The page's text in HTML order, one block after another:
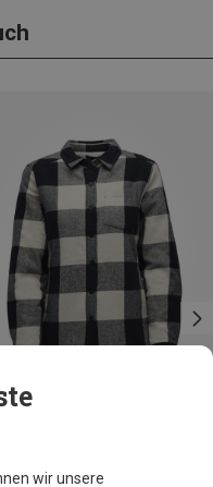
wir unsere